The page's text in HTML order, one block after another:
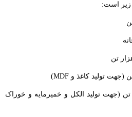
زیر است:
ملاس: ۳۶۰ هزار تن (جهت تولید الکل و خمیرمایه و خوراک